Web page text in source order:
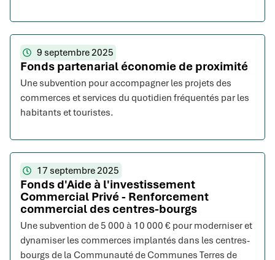
9 septembre 2025
Fonds partenarial économie de proximité
Une subvention pour accompagner les projets des
commerces et services du quotidien fréquentés par les
habitants et touristes.
17 septembre 2025
Fonds d'Aide à l'investissement
Commercial Privé - Renforcement
commercial des centres-bourgs
Une subvention de 5 000 à 10 000 € pour moderniser et
dynamiser les commerces implantés dans les centres-
bourgs de la Communauté de Communes Terres de